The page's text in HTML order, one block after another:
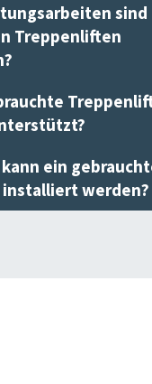
sind
Treppenliften
ein
werden?